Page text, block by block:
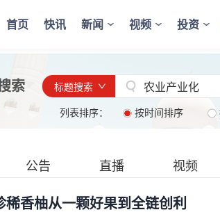
首页 快讯 新闻 视频 投资
索 标题搜索
列表排序： 按时间排序
公告 直播 视频
稀香柚从一颗好果到全链创利